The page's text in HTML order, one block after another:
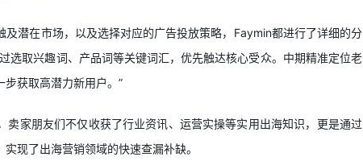
潜在市场，以及选择对应的广告投放策略，Faymin都进行了详细的分
选取兴趣词、产品词等关键词汇，优先触达核心受众。中期精准定位老
获取高潜力新用户。”
家朋友们不仅收获了行业资讯、运营实操等实用出海知识，更是通过
现了出海营销领域的快速查漏补缺。